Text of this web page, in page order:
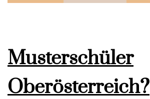
Musterschüler
Oberösterreich?